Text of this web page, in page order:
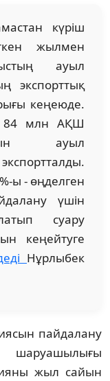
күріш
жылмен
ауыл
экспорттық
кеңеюде.
84 млн АҚШ
ауыл
ы - өңделген
үшін
суару
кеңейтуге
Нұрлыбек
пайдалану
шаруашылығы
жыл сайын